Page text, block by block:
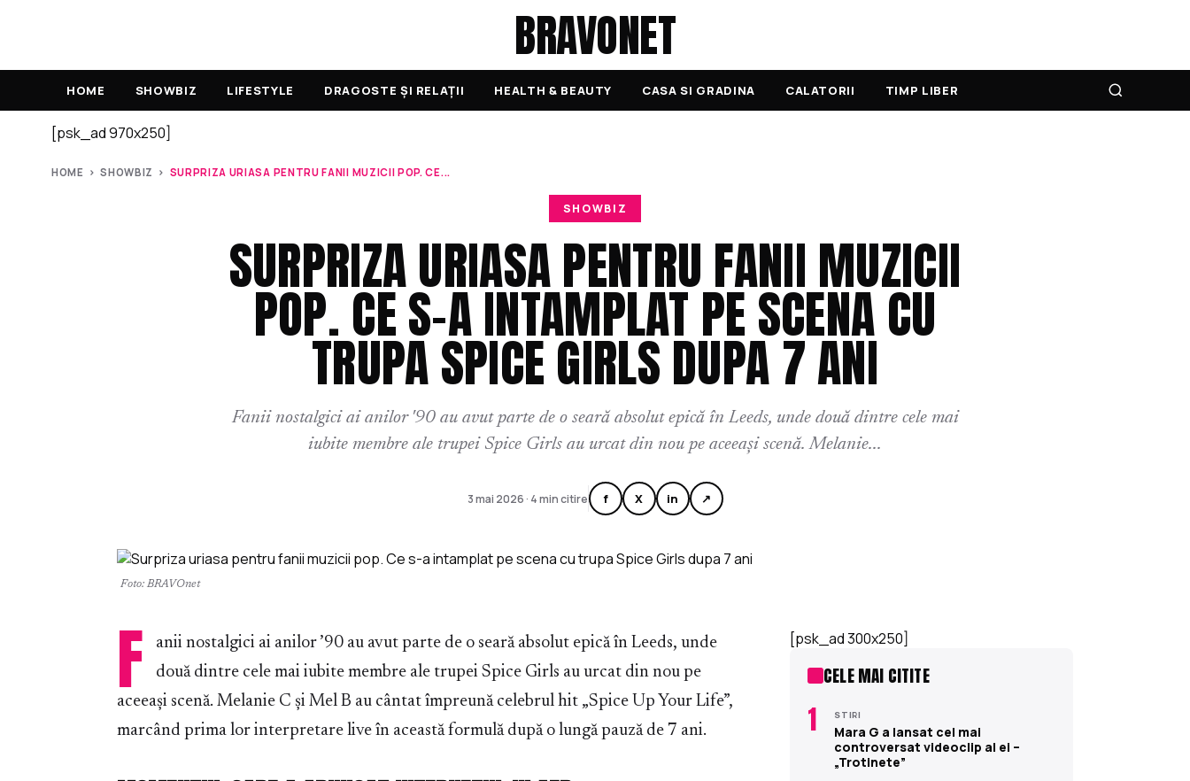
BRAVONET
HOME SHOWBIZ LIFESTYLE DRAGOSTE ȘI RELAȚII HEALTH & BEAUTY CASA SI GRADINA CALATORII TIMP LIBER
[psk_ad 970x250]
HOME ›SHOWBIZ › SURPRIZA URIASA PENTRU FANII MUZICII POP. CE...
SHOWBIZ
SURPRIZA URIASA PENTRU FANII MUZICII
POP. CE S-A INTAMPLAT PE SCENA CU
TRUPA SPICE GIRLS DUPA 7 ANI
Fanii nostalgici ai anilor '90 au avut parte de o seară absolut epică în Leeds, unde două dintre cele mai
iubite membre ale trupei Spice Girls au urcat din nou pe aceeași scenă. Melanie...
3 mai 2026 · 4 min citire f X in ↗
Foto: BRAVOnet
F
anii nostalgici ai anilor ’90 au avut parte de o seară absolut epică în Leeds, unde
două dintre cele mai iubite membre ale trupei Spice Girls au urcat din nou pe
aceeași scenă. Melanie C și Mel B au cântat împreună celebrul hit „Spice Up Your Life”,
marcând prima lor interpretare live în această formulă după o lungă pauză de 7 ani.
[psk_ad 300x250]
CELE MAI CITITE
1 STIRI
Mara G a lansat cel mai
controversat videoclip al ei –
„Trotinete”